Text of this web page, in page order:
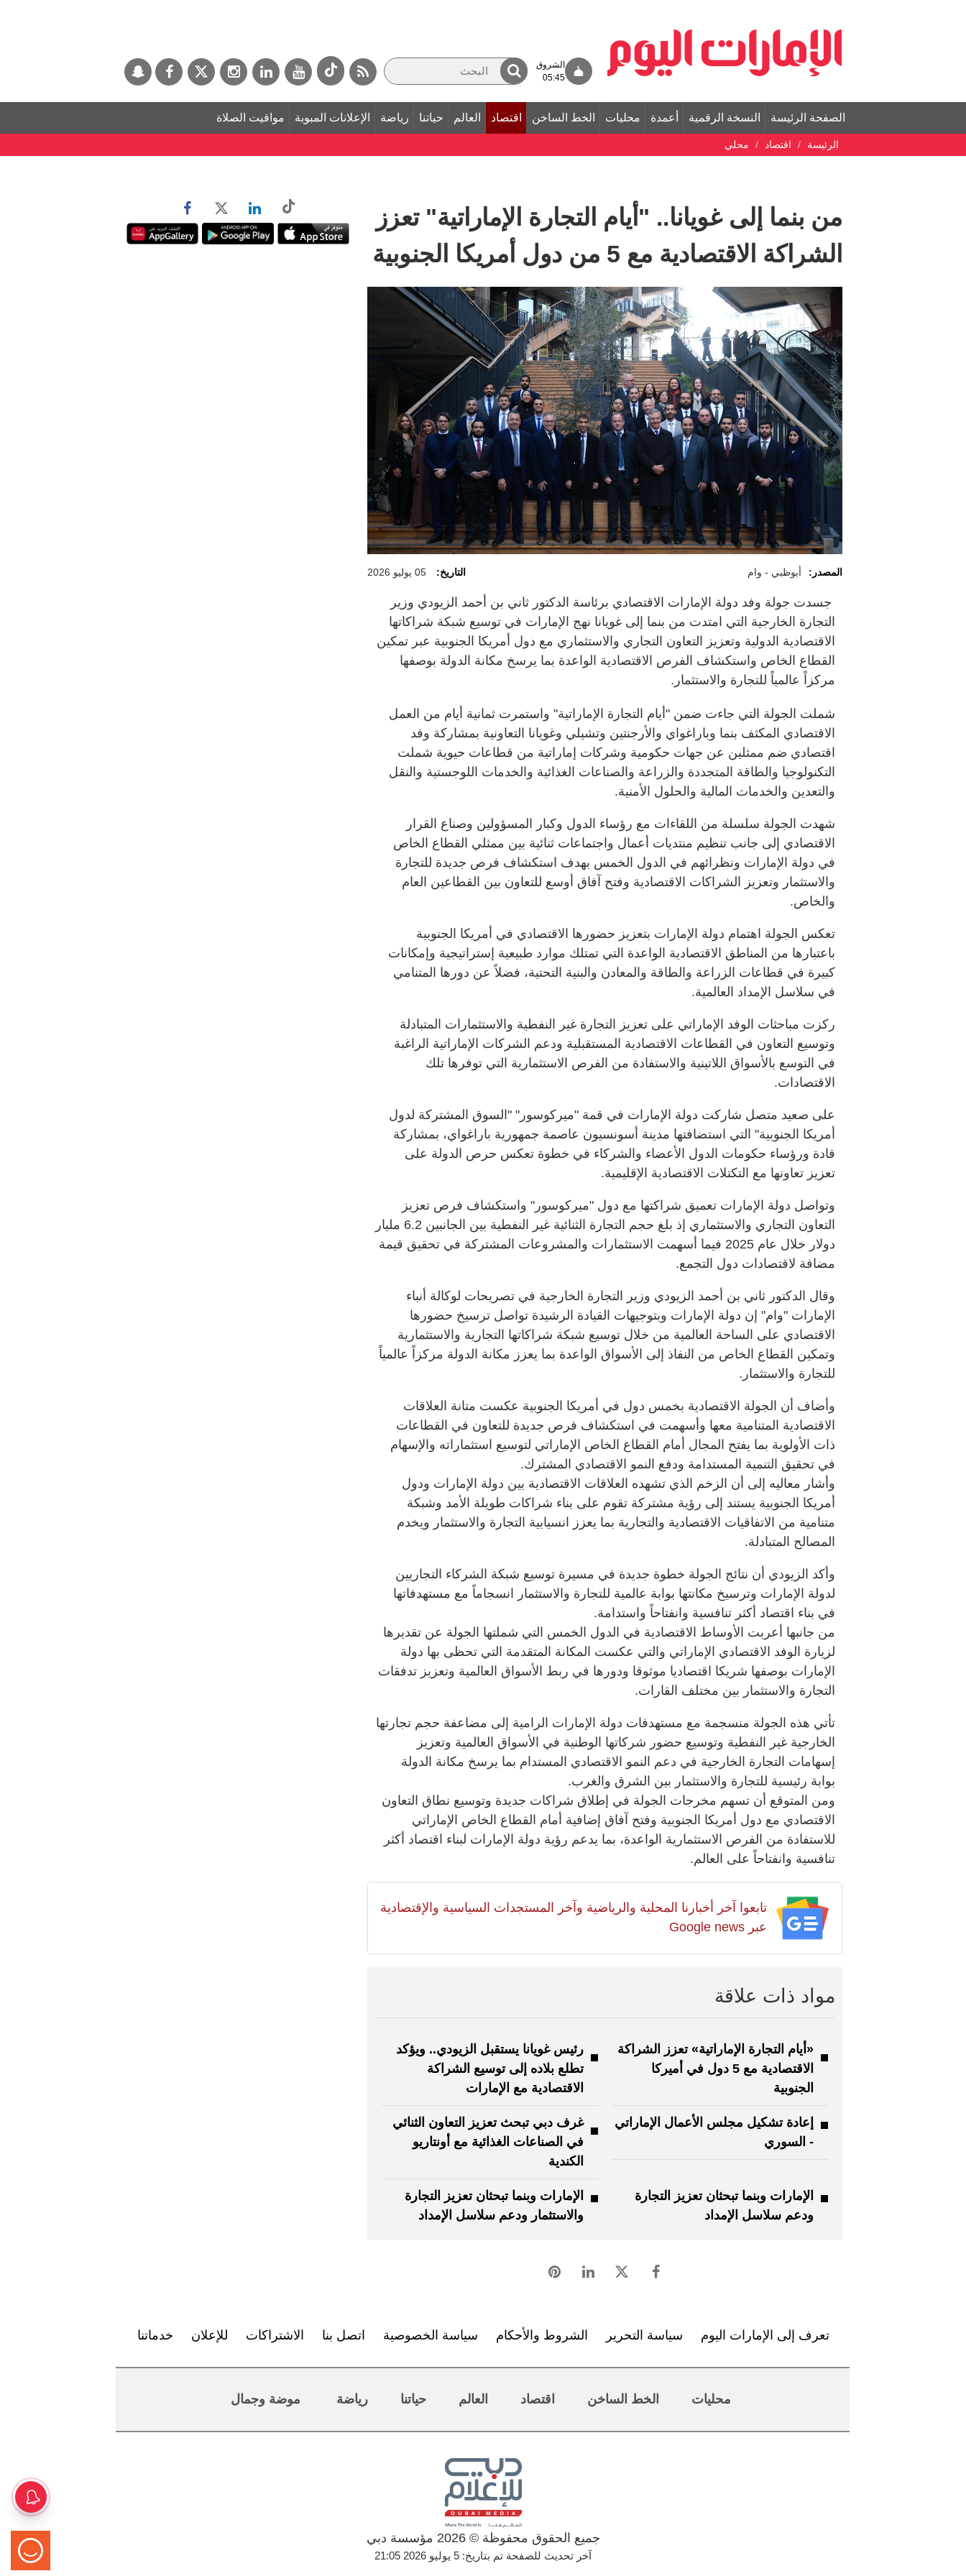
الشروق
05:45
الصفحة الرئيسة النسخة الرقمية أعمدة محليات الخط الساخن اقتصاد العالم حياتنا رياضة الإعلانات المبوبة مواقيت الصلاة
الرئيسة اقتصاد محلي
من بنما إلى غويانا.. "أيام التجارة الإماراتية" تعزز
الشراكة الاقتصادية مع 5 من دول أمريكا الجنوبية
المصدر: أبوظبي - وام التاريخ: 05 يوليو 2026
جسدت جولة وفد دولة الإمارات الاقتصادي برئاسة الدكتور ثاني بن أحمد الزيودي وزير
التجارة الخارجية التي امتدت من بنما إلى غويانا نهج الإمارات في توسيع شبكة شراكاتها
الاقتصادية الدولية وتعزيز التعاون التجاري والاستثماري مع دول أمريكا الجنوبية عبر تمكين
القطاع الخاص واستكشاف الفرص الاقتصادية الواعدة بما يرسخ مكانة الدولة بوصفها
مركزاً عالمياً للتجارة والاستثمار.
شملت الجولة التي جاءت ضمن "أيام التجارة الإماراتية" واستمرت ثمانية أيام من العمل
الاقتصادي المكثف بنما وباراغواي والأرجنتين وتشيلي وغويانا التعاونية بمشاركة وفد
اقتصادي ضم ممثلين عن جهات حكومية وشركات إماراتية من قطاعات حيوية شملت
التكنولوجيا والطاقة المتجددة والزراعة والصناعات الغذائية والخدمات اللوجستية والنقل
والتعدين والخدمات المالية والحلول الأمنية.
شهدت الجولة سلسلة من اللقاءات مع رؤساء الدول وكبار المسؤولين وصناع القرار
الاقتصادي إلى جانب تنظيم منتديات أعمال واجتماعات ثنائية بين ممثلي القطاع الخاص
في دولة الإمارات ونظرائهم في الدول الخمس بهدف استكشاف فرص جديدة للتجارة
والاستثمار وتعزيز الشراكات الاقتصادية وفتح آفاق أوسع للتعاون بين القطاعين العام
والخاص.
تعكس الجولة اهتمام دولة الإمارات بتعزيز حضورها الاقتصادي في أمريكا الجنوبية
باعتبارها من المناطق الاقتصادية الواعدة التي تمتلك موارد طبيعية إستراتيجية وإمكانات
كبيرة في قطاعات الزراعة والطاقة والمعادن والبنية التحتية، فضلاً عن دورها المتنامي
في سلاسل الإمداد العالمية.
ركزت مباحثات الوفد الإماراتي على تعزيز التجارة غير النفطية والاستثمارات المتبادلة
وتوسيع التعاون في القطاعات الاقتصادية المستقبلية ودعم الشركات الإماراتية الراغبة
في التوسع بالأسواق اللاتينية والاستفادة من الفرص الاستثمارية التي توفرها تلك
الاقتصادات.
على صعيد متصل شاركت دولة الإمارات في قمة "ميركوسور" "السوق المشتركة لدول
أمريكا الجنوبية" التي استضافتها مدينة أسونسيون عاصمة جمهورية باراغواي، بمشاركة
قادة ورؤساء حكومات الدول الأعضاء والشركاء في خطوة تعكس حرص الدولة على
تعزيز تعاونها مع التكتلات الاقتصادية الإقليمية.
وتواصل دولة الإمارات تعميق شراكتها مع دول "ميركوسور" واستكشاف فرص تعزيز
التعاون التجاري والاستثماري إذ بلغ حجم التجارة الثنائية غير النفطية بين الجانبين 6.2 مليار
دولار خلال عام 2025 فيما أسهمت الاستثمارات والمشروعات المشتركة في تحقيق قيمة
مضافة لاقتصادات دول التجمع.
وقال الدكتور ثاني بن أحمد الزيودي وزير التجارة الخارجية في تصريحات لوكالة أنباء
الإمارات "وام" إن دولة الإمارات وبتوجيهات القيادة الرشيدة تواصل ترسيخ حضورها
الاقتصادي على الساحة العالمية من خلال توسيع شبكة شراكاتها التجارية والاستثمارية
وتمكين القطاع الخاص من النفاذ إلى الأسواق الواعدة بما يعزز مكانة الدولة مركزاً عالمياً
للتجارة والاستثمار.
وأضاف أن الجولة الاقتصادية بخمس دول في أمريكا الجنوبية عكست متانة العلاقات
الاقتصادية المتنامية معها وأسهمت في استكشاف فرص جديدة للتعاون في القطاعات
ذات الأولوية بما يفتح المجال أمام القطاع الخاص الإماراتي لتوسيع استثماراته والإسهام
في تحقيق التنمية المستدامة ودفع النمو الاقتصادي المشترك.
وأشار معاليه إلى أن الزخم الذي تشهده العلاقات الاقتصادية بين دولة الإمارات ودول
أمريكا الجنوبية يستند إلى رؤية مشتركة تقوم على بناء شراكات طويلة الأمد وشبكة
متنامية من الاتفاقيات الاقتصادية والتجارية بما يعزز انسيابية التجارة والاستثمار ويخدم
المصالح المتبادلة.
وأكد الزيودي أن نتائج الجولة خطوة جديدة في مسيرة توسيع شبكة الشركاء التجاريين
لدولة الإمارات وترسيخ مكانتها بوابة عالمية للتجارة والاستثمار انسجاماً مع مستهدفاتها
في بناء اقتصاد أكثر تنافسية وانفتاحاً واستدامة.
من جانبها أعربت الأوساط الاقتصادية في الدول الخمس التي شملتها الجولة عن تقديرها
لزيارة الوفد الاقتصادي الإماراتي والتي عكست المكانة المتقدمة التي تحظى بها دولة
الإمارات بوصفها شريكا اقتصاديا موثوقا ودورها في ربط الأسواق العالمية وتعزيز تدفقات
التجارة والاستثمار بين مختلف القارات.
تأتي هذه الجولة منسجمة مع مستهدفات دولة الإمارات الرامية إلى مضاعفة حجم تجارتها
الخارجية غير النفطية وتوسيع حضور شركاتها الوطنية في الأسواق العالمية وتعزيز
إسهامات التجارة الخارجية في دعم النمو الاقتصادي المستدام بما يرسخ مكانة الدولة
بوابة رئيسية للتجارة والاستثمار بين الشرق والغرب.
ومن المتوقع أن تسهم مخرجات الجولة في إطلاق شراكات جديدة وتوسيع نطاق التعاون
الاقتصادي مع دول أمريكا الجنوبية وفتح آفاق إضافية أمام القطاع الخاص الإماراتي
للاستفادة من الفرص الاستثمارية الواعدة، بما يدعم رؤية دولة الإمارات لبناء اقتصاد أكثر
تنافسية وانفتاحاً على العالم.
تابعوا آخر أخبارنا المحلية والرياضية وآخر المستجدات السياسية والإقتصادية
عبر Google news
مواد ذات علاقة
«أيام التجارة الإماراتية» تعزز الشراكة
الاقتصادية مع 5 دول في أميركا
الجنوبية
رئيس غويانا يستقبل الزيودي.. ويؤكد
تطلع بلاده إلى توسيع الشراكة
الاقتصادية مع الإمارات
إعادة تشكيل مجلس الأعمال الإماراتي
- السوري
غرف دبي تبحث تعزيز التعاون الثنائي
في الصناعات الغذائية مع أونتاريو
الكندية
الإمارات وبنما تبحثان تعزيز التجارة
ودعم سلاسل الإمداد
الإمارات وبنما تبحثان تعزيز التجارة
والاستثمار ودعم سلاسل الإمداد
تعرف إلى الإمارات اليوم سياسة التحرير الشروط والأحكام سياسة الخصوصية اتصل بنا الاشتراكات للإعلان خدماتنا
محليات الخط الساخن اقتصاد العالم حياتنا رياضة موضة وجمال
جميع الحقوق محفوظة © 2026 مؤسسة دبي
آخر تحديث للصفحة تم بتاريخ: 5 يوليو 2026 21:05